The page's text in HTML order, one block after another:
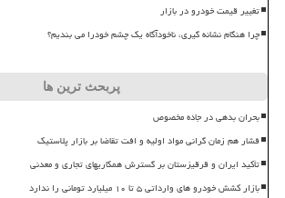
تغییر قیمت خودرو در بازار
چرا هنگام نشانه گیری، ناخودآگاه یک چشم خودرا می بندیم؟
پربحث ترین ها
بحران بدهی در جاده مخصوص
فشار هم زمان گرانی مواد اولیه و افت تقاضا بر بازار پلاستیک
تأکید ایران و قرقیزستان بر گسترش همکاریهای تجاری و معدنی
بازار کشش خودرو های وارداتی ۵ تا ۱۰ میلیارد تومانی را ندارد